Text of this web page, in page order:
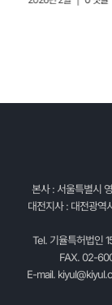
본사 : 서울특별시
대전지사 : 대전광역
Tel. 기율특허법인
FAX. 02-
E-mail.